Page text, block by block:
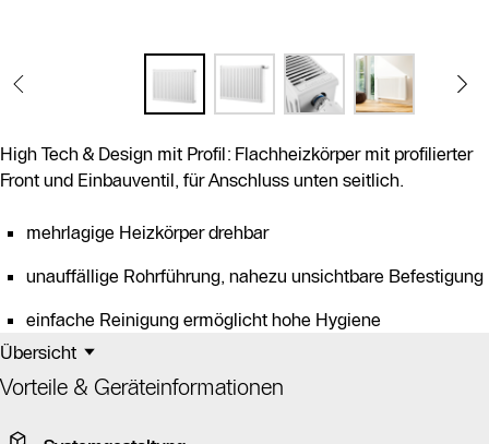
High Tech & Design mit Profil: Flachheizkörper mit profilierter
Front und Einbauventil, für Anschluss unten seitlich.
mehrlagige Heizkörper drehbar
unauffällige Rohrführung, nahezu unsichtbare Befestigung
einfache Reinigung ermöglicht hohe Hygiene
Übersicht
Vorteile & Geräteinformationen